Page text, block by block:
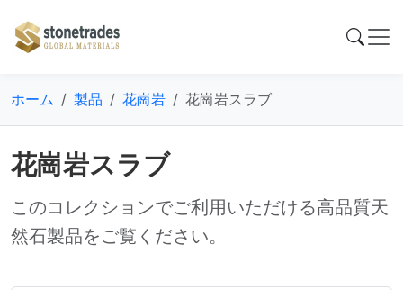
ホーム 製品 花崗岩 花崗岩スラブ
花崗岩スラブ
このコレクションでご利用いただける高品質天
然石製品をご覧ください。